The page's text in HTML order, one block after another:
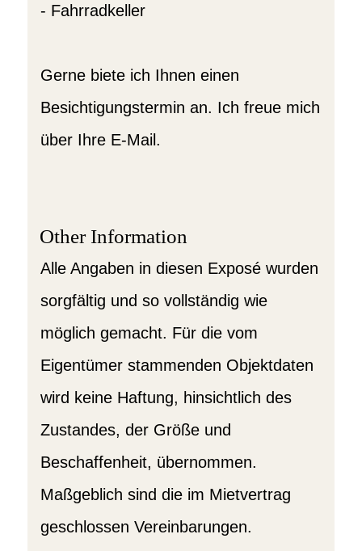
- Fahrradkeller
Gerne biete ich Ihnen einen
Besichtigungstermin an. Ich freue mich
über Ihre E-Mail.
Other Information
Alle Angaben in diesen Exposé wurden
sorgfältig und so vollständig wie
möglich gemacht. Für die vom
Eigentümer stammenden Objektdaten
wird keine Haftung, hinsichtlich des
Zustandes, der Größe und
Beschaffenheit, übernommen.
Maßgeblich sind die im Mietvertrag
geschlossen Vereinbarungen.